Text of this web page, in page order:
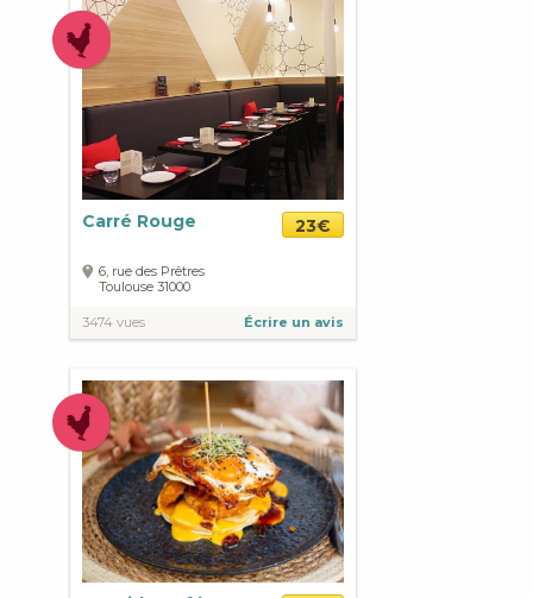
Carré Rouge 23€
6, rue des Prêtres
Toulouse 31000
3474 vues Écrire un avis